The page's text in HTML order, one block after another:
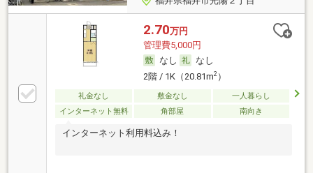
2.70万円
管理費5,000円
なし
なし
2階 / 1K（20.81m2）
礼金なし 敷金なし
一人暮らし
インターネット無料
角部屋 南向き
インターネット利用料込み！